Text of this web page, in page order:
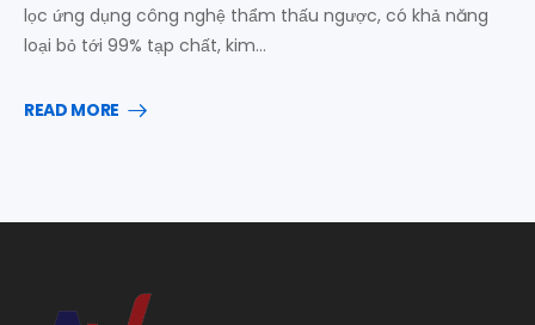
lọc ứng dụng công nghệ thẩm thấu ngược, có khả năng
loại bỏ tới 99% tạp chất, kim…
READ MORE